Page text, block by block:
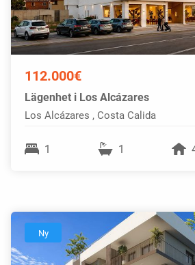
112.000€
Lägenhet i Los Alcázares
Los Alcázares , Costa Calida
1 1
Ny